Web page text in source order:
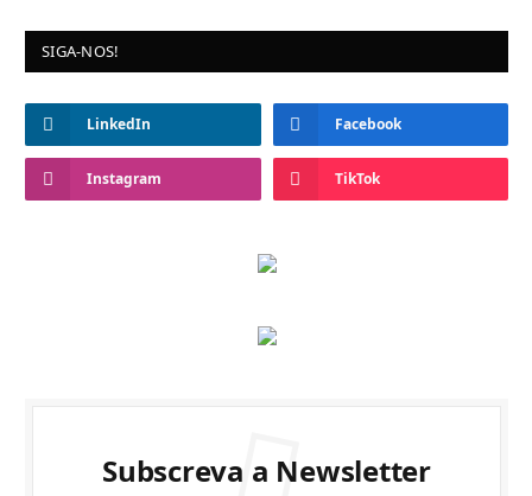
SIGA-NOS!
LinkedIn Facebook
Instagram TikTok
Subscreva a Newsletter